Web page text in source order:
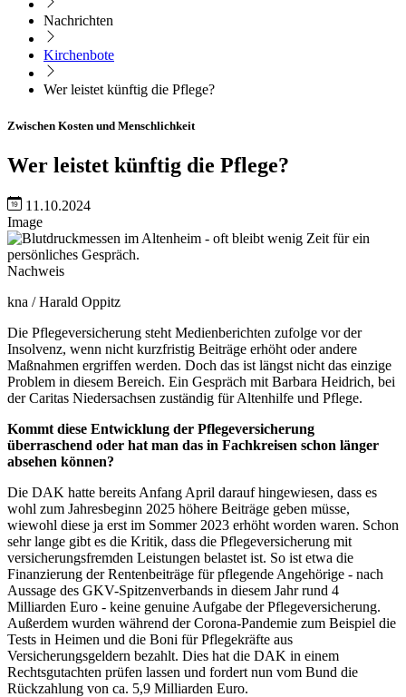
Nachrichten
Kirchenbote
Wer leistet künftig die Pflege?
Zwischen Kosten und Menschlichkeit
Wer leistet künftig die Pflege?
11.10.2024
Image
Nachweis
kna / Harald Oppitz
Die Pflegeversicherung steht Medienberichten zufolge vor der
Insolvenz, wenn nicht kurzfristig Beiträge erhöht oder andere
Maßnahmen ergriffen werden. Doch das ist längst nicht das einzige
Problem in diesem Bereich. Ein Gespräch mit Barbara Heidrich, bei
der Caritas Niedersachsen zuständig für Altenhilfe und Pflege.
Kommt diese Entwicklung der Pflegeversicherung
überraschend oder hat man das in Fachkreisen schon länger
absehen können?
Die DAK hatte bereits Anfang April darauf hingewiesen, dass es
wohl zum Jahresbeginn 2025 höhere Beiträge geben müsse,
wiewohl diese ja erst im Sommer 2023 erhöht worden waren. Schon
sehr lange gibt es die Kritik, dass die Pflegeversicherung mit
versicherungsfremden Leistungen belastet ist. So ist etwa die
Finanzierung der Rentenbeiträge für pflegende Angehörige - nach
Aussage des GKV-Spitzenverbands in diesem Jahr rund 4
Milliarden Euro - keine genuine Aufgabe der Pflegeversicherung.
Außerdem wurden während der Corona-Pandemie zum Beispiel die
Tests in Heimen und die Boni für Pflegekräfte aus
Versicherungsgeldern bezahlt. Dies hat die DAK in einem
Rechtsgutachten prüfen lassen und fordert nun vom Bund die
Rückzahlung von ca. 5,9 Milliarden Euro.